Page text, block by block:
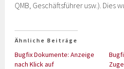
QMB, Geschäftsführer usw.). Dies
Ähnliche Beiträge
Bugfix Dokumente: Anzeige
nach Klick auf